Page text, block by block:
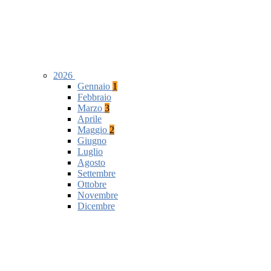
2026
Gennaio 1
Febbraio
Marzo 3
Aprile
Maggio 2
Giugno
Luglio
Agosto
Settembre
Ottobre
Novembre
Dicembre